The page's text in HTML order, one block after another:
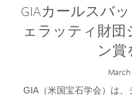
GIAカールスバ
ェラッティ財
ン賞
GIA（米国宝石学会）は